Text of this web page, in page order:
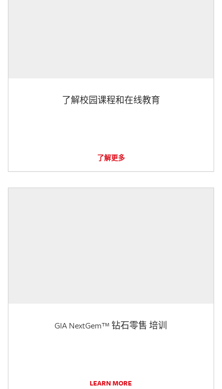
了解校园课程和在线教育
了解更多
GIA NextGem™ 钻石零售 培训
LEARN MORE